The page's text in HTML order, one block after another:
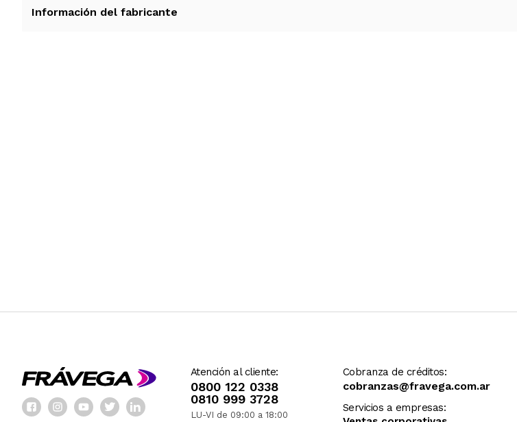
Información del fabricante
Atención al cliente:
0800 122 0338
0810 999 3728
LU-VI de 09:00 a 18:00
Cobranza de créditos:
cobranzas@fravega.com.ar
Servicios a empresas: